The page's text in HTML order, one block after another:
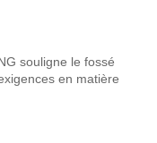
souligne le fossé
en matière